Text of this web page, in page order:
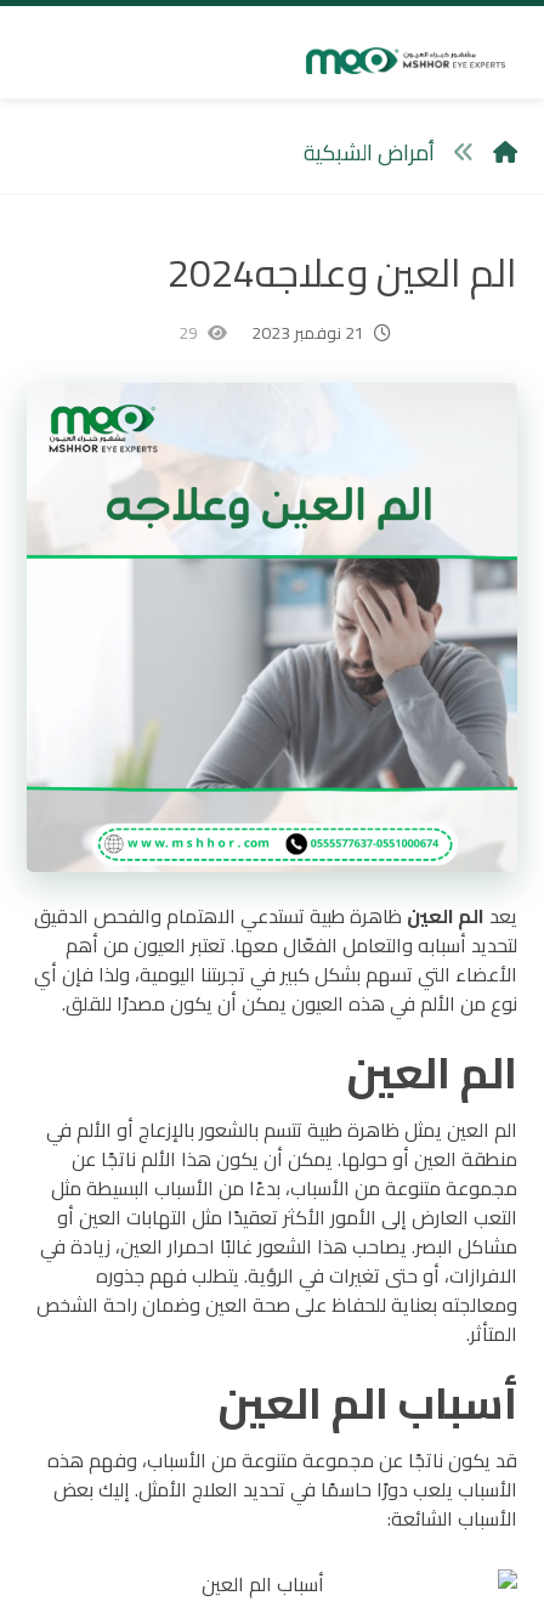
أمراض الشبكية
الم العين وعلاجه2024
21 نوفمبر 2023 29
يعد الم العين ظاهرة طبية تستدعي الاهتمام والفحص الدقيق
لتحديد أسبابه والتعامل الفعّال معها. تعتبر العيون من أهم
الأعضاء التي تسهم بشكل كبير في تجربتنا اليومية، ولذا فإن أي
نوع من الألم في هذه العيون يمكن أن يكون مصدرًا للقلق.
الم العين
الم العين يمثل ظاهرة طبية تتسم بالشعور بالإزعاج أو الألم في
منطقة العين أو حولها. يمكن أن يكون هذا الألم ناتجًا عن
مجموعة متنوعة من الأسباب، بدءًا من الأسباب البسيطة مثل
التعب العارض إلى الأمور الأكثر تعقيدًا مثل التهابات العين أو
مشاكل البصر. يصاحب هذا الشعور غالبًا احمرار العين، زيادة في
الافرازات، أو حتى تغيرات في الرؤية. يتطلب فهم جذوره
ومعالجته بعناية للحفاظ على صحة العين وضمان راحة الشخص
المتأثر.
أسباب الم العين
قد يكون ناتجًا عن مجموعة متنوعة من الأسباب، وفهم هذه
الأسباب يلعب دورًا حاسمًا في تحديد العلاج الأمثل. إليك بعض
الأسباب الشائعة: